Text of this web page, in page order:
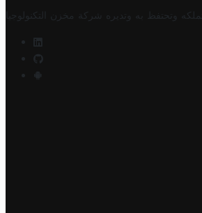
وتحتفظ به وتديره شركة مخزن التكنولوجيا